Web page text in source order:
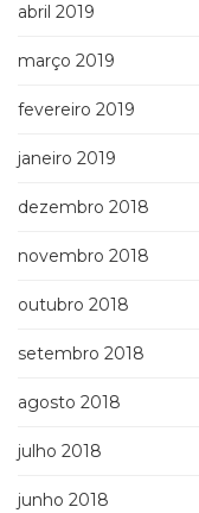
abril 2019
março 2019
fevereiro 2019
janeiro 2019
dezembro 2018
novembro 2018
outubro 2018
setembro 2018
agosto 2018
julho 2018
junho 2018